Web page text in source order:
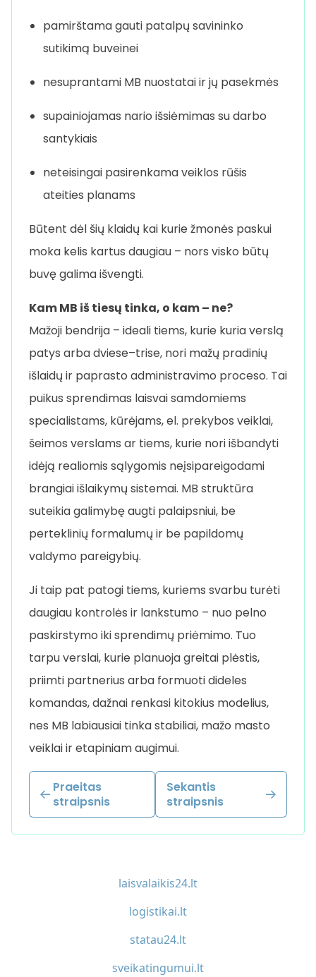
pamirštama gauti patalpų savininko
sutikimą buveinei
nesuprantami MB nuostatai ir jų pasekmės
supainiojamas nario išsiėmimas su darbo
santykiais
neteisingai pasirenkama veiklos rūšis
ateities planams
Būtent dėl šių klaidų kai kurie žmonės paskui
moka kelis kartus daugiau – nors visko būtų
buvę galima išvengti.
Kam MB iš tiesų tinka, o kam – ne?
Mažoji bendrija – ideali tiems, kurie kuria verslą
patys arba dviese–trise, nori mažų pradinių
išlaidų ir paprasto administravimo proceso. Tai
puikus sprendimas laisvai samdomiems
specialistams, kūrėjams, el. prekybos veiklai,
šeimos verslams ar tiems, kurie nori išbandyti
idėją realiomis sąlygomis neįsipareigodami
brangiai išlaikymų sistemai. MB struktūra
suteikia galimybę augti palaipsniui, be
perteklinių formalumų ir be papildomų
valdymo pareigybių.
Ji taip pat patogi tiems, kuriems svarbu turėti
daugiau kontrolės ir lankstumo – nuo pelno
paskirstymo iki sprendimų priėmimo. Tuo
tarpu verslai, kurie planuoja greitai plėstis,
priimti partnerius arba formuoti dideles
komandas, dažnai renkasi kitokius modelius,
nes MB labiausiai tinka stabiliai, mažo masto
veiklai ir etapiniam augimui.
Praeitas
straipsnis
Sekantis
straipsnis
laisvalaikis24.lt
logistikai.lt
statau24.lt
sveikatingumui.lt